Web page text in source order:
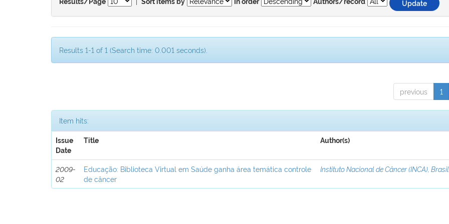
Results/Page Sort items by In order Authors/record
Results 1-1 of 1 (Search time: 0.001 seconds).
previous 1
Item hits:
Issue
Date
Title Author(s)
2009-
02
Educação: Biblioteca Virtual em Saúde ganha área temática controle
de câncer
Instituto Nacional de Câncer (INCA), Brasil